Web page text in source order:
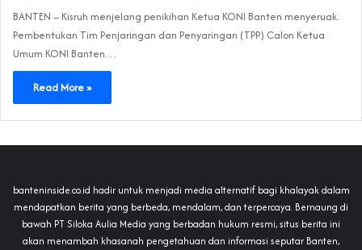
BANTEN – Kisruh menjelang penikihan Ketua KONI Banten menyeruak.
Pembentukan Tim Penjaringan dan Penyaringan (TPP) Calon Ketua
Umum KONI Banten…
Read More »
banteninside.co.id hadir untuk menjadi media alternatif bagi khalayak dalam
mendapatkan berita yang berbeda, mendalam, dan terpercaya. Bernaung di
bawah PT Siloka Aulia Media yang berbadan hukum resmi, situs berita ini
akan menambah khasanah pengetahuan dan informasi seputar Banten,